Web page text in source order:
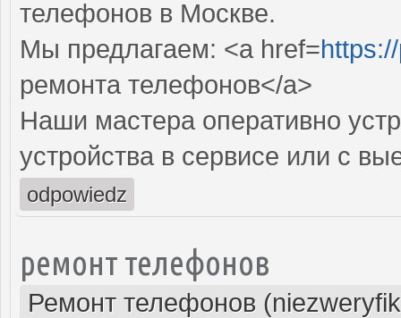
телефонов в Москве.
Мы предлагаем: <a href=
ремонта телефонов</a>
Наши мастера оперативно
устройства в сервисе или с
odpowiedz
ремонт телефонов
Ремонт телефонов